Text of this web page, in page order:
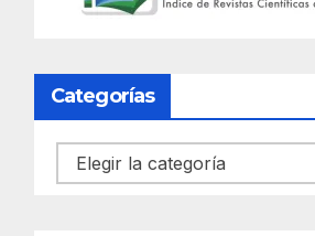
Categorías
Categorías